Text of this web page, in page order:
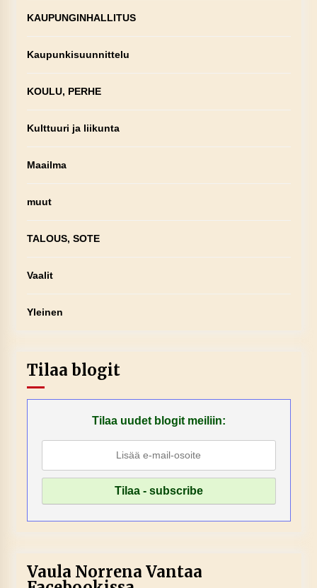
KAUPUNGINHALLITUS
Kaupunkisuunnittelu
KOULU, PERHE
Kulttuuri ja liikunta
Maailma
muut
TALOUS, SOTE
Vaalit
Yleinen
Tilaa blogit
Tilaa uudet blogit meiliin:
Vaula Norrena Vantaa